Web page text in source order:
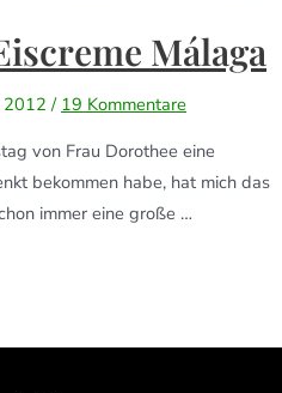
Málaga
2012/ 19 Kommentare
von Frau Dorothee eine
bekommen habe, hat mich das
immer eine große …